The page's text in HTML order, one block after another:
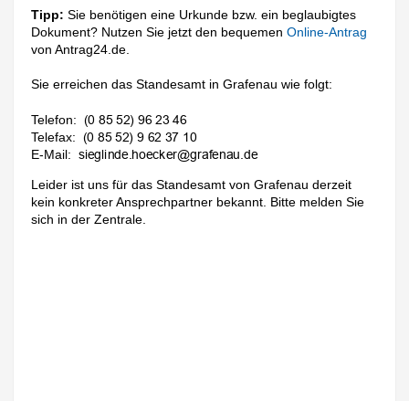
Tipp: Sie benötigen eine Urkunde bzw. ein beglaubigtes
Dokument? Nutzen Sie jetzt den bequemenOnline-Antrag
von Antrag24.de.
Sie erreichen das Standesamt in Grafenau wie folgt:
Telefon:
Telefax:
E-Mail:
Leider ist uns für das Standesamt von Grafenau derzeit
kein konkreter Ansprechpartner bekannt. Bitte melden Sie
sich in der Zentrale.